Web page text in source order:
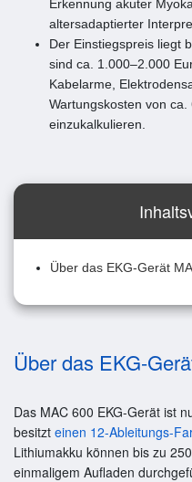
Erkennung akuter
altersadaptierter
Der Einstiegspreis liegt
sind ca. 1.000–2.000
Kabelarme,
Wartungskosten von
einzukalkulieren.
Über das EKG-Gerät
Über das EKG-
Das MAC 600 EKG-Gerät ist
besitzt einen 12-Ableitungs-
Lithiumakku können bis zu
einmaligem Aufladen